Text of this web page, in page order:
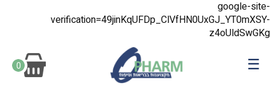
google-site-
verification=49jinKqUFDp_ClVfHN0UxGJ_YT0mXSY-
z4oUldSwGKg
☰
0